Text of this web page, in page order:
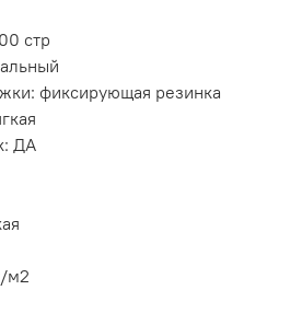
стр
фиксирующая резинка
ДА
м2